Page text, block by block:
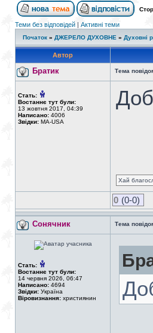
Теми без відповідей | Активні теми
Початок » ДЖЕРЕЛО ДУХОВНЕ » Духовні
Автор
Братик Тема
Стать:
Востаннє тут були:
13 жовтня 2017, 04:39
Написано: 4006
Звідки: MA-USA
Хай
0 (0-0)
Сонячник Тема
Стать:
Востаннє тут були:
14 червня 2026, 06:47
Написано: 4694
Звідки: Україна
Віровизнання: християнин